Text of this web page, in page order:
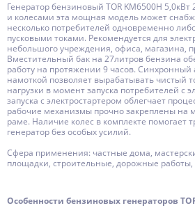
Генератор бензиновый TOR KM6500H 5,0кВт
и колесами эта мощная модель может
несколько потребителей одновременно
пусковыми токами. Рекомендуется для
небольшого учреждения, офиса, магазина,
Вместительный бак на 27литров бензина
работу на протяжении 9 часов. Синхронный
намоткой позволяет вырабатывать чистый
нагрузки в момент запуска потребителей с
запуска с электростартером облегчает
рабочие механизмы прочно закреплены на
раме. Наличие колес в комплекте помогает
генератор без особых усилий.
Сфера применения: частные дома,
площадки, строительные, дорожные
Особенности бензиновых генераторов